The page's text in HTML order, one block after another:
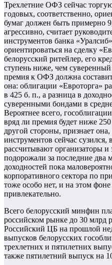
Трехлетние ОФЗ сейчас
годовых, соответственно,
бумаг должен быть примерно
агрессивно, считает
инструментов банка
ориентироваться на сделку
белорусский ритейлер, его
ступень ниже, чем
премия к ОФЗ должна
она: облигации «Евроторга»
в 425 б. п., а разница в
суверенными бондами в
Вероятнее всего,
вряд ли премия будет ниже
другой стороны, признает
инструментов сейчас сузился,
рассчитывают организаторы
подорожали за последние два
доходностей пока
корпоративного сектора по
тоже особо нет, и на этом
привлекательно.
Всего белорусский минфин
российском рынке до 30 млрд
Российский ЦБ на прошлой
выпусков белорусских
трехлетних и пятилетних
также пятилетний выпуск на